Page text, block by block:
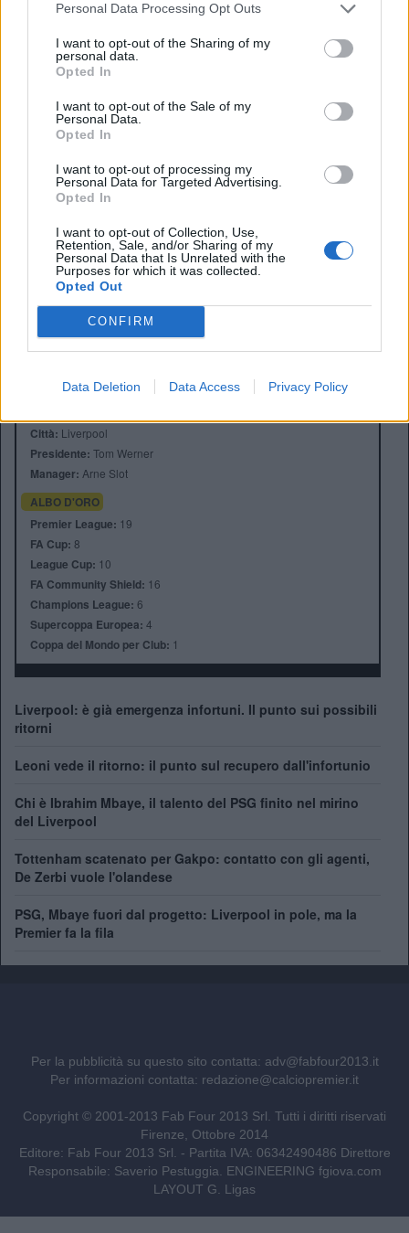
Personal Data Processing Opt Outs
I want to opt-out of the Sharing of my
personal data.
Opted In
I want to opt-out of the Sale of my
Personal Data.
Opted In
I want to opt-out of processing my
Personal Data for Targeted Advertising.
Opted In
I want to opt-out of Collection, Use,
Retention, Sale, and/or Sharing of my
Personal Data that Is Unrelated with the
Purposes for which it was collected.
Opted Out
CONFIRM
Data Deletion Data Access Privacy Policy
Prenderò in considerazione Florian per più partite in
quel ruolo. Nella scorsa stagione ci sono state gare
– contro il City e contro l’Aston Villa – in cui abbiamo
giocato con un centrocampista in più. Dipende non
solo dalla presenza del centrocampista, ma anche
dalla tattica e dall’avversario.
Anno di Fondazione:1892
Città: Liverpool
Presidente: Tom Werner
Manager: Arne Slot
ALBO D'ORO
Premier League: 19
FA Cup: 8
League Cup: 10
FA Community Shield: 16
Champions League: 6
Supercoppa Europea: 4
Coppa del Mondo per Club: 1
Liverpool: è già emergenza infortuni. Il punto sui possibili
ritorni
Leoni vede il ritorno: il punto sul recupero dall'infortunio
Chi è Ibrahim Mbaye, il talento del PSG finito nel mirino
del Liverpool
Tottenham scatenato per Gakpo: contatto con gli agenti,
De Zerbi vuole l'olandese
PSG, Mbaye fuori dal progetto: Liverpool in pole, ma la
Premier fa la fila
Per la pubblicità su questo sito contatta: adv@fabfour2013.it
Per informazioni contatta: redazione@calciopremier.it
Copyright © 2001-2013 Fab Four 2013 Srl. Tutti i diritti riservati
Firenze, Ottobre 2014
Editore: Fab Four 2013 Srl. - Partita IVA: 06342490486 Direttore
Responsabile: Saverio Pestuggia. ENGINEERING fgiova.com
LAYOUT G. Ligas